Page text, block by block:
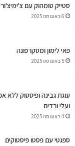
סטייק טומהוק עם
6 באוגוסט 2025
פאי לימון ומסקרפונה
5 באוגוסט 2025
עוגת גבינה ופיסטוק ללא
ועלי ורדים
4 באוגוסט 2025
ספגטי עם פסטו פיסטוקים